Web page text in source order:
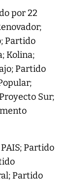
por 22
Partido
Kolina;
Partido
Sur;
Partido
Partido